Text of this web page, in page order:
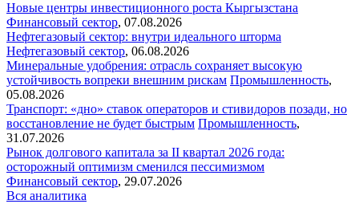
Новые центры инвестиционного роста Кыргызстана
Финансовый сектор, 07.08.2026
Нефтегазовый сектор: внутри идеального шторма
Нефтегазовый сектор, 06.08.2026
Минеральные удобрения: отрасль сохраняет высокую
устойчивость вопреки внешним рискам Промышленность,
05.08.2026
Транспорт: «дно» ставок операторов и стивидоров позади, но
восстановление не будет быстрым Промышленность,
31.07.2026
Рынок долгового капитала за II квартал 2026 года:
осторожный оптимизм сменился пессимизмом
Финансовый сектор, 29.07.2026
Вся аналитика